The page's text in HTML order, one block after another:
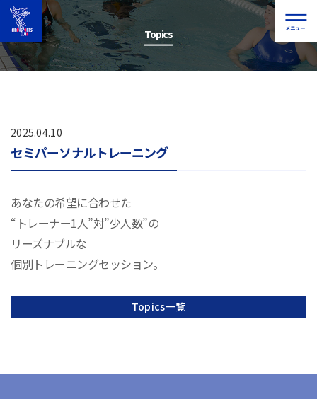
Topics
2025.04.10
セミパーソナルトレーニング
あなたの希望に合わせた
“トレーナー1人”対”少人数”の
リーズナブルな
個別トレーニングセッション。
Topics一覧